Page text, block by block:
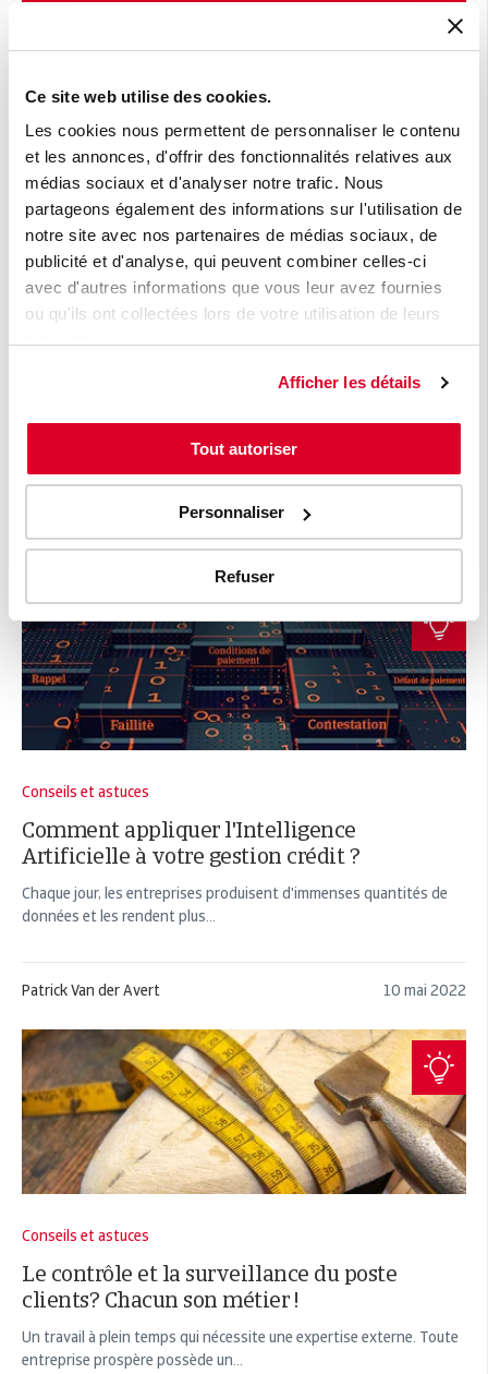
Ce site web utilise des cookies.
Les cookies nous permettent de personnaliser le contenu
et les annonces, d'offrir des fonctionnalités relatives aux
médias sociaux et d'analyser notre trafic. Nous
partageons également des informations sur l'utilisation de
notre site avec nos partenaires de médias sociaux, de
publicité et d'analyse, qui peuvent combiner celles-ci
avec d'autres informations que vous leur avez fournies
ou qu'ils ont collectées lors de votre utilisation de leurs
Afficher les détails
Tout autoriser
Personnaliser
Refuser
dans votre boîte mails
E-mail*
Oui, je souhaite recevoir les Flashs
Atradius.
sur 'Envoyer', vous autorisez Atradius à enregistrer et à
demandé. Vous pouvez vous désabonner de ces messages
ici.
Conseils et astuces
Comment appliquer l'Intelligence
Artificielle à votre gestion crédit ?
Chaque jour, les entreprises produisent d'immenses quantités de
données et les rendent plus...
Patrick Van der Avert 10 mai 2022
Conseils et astuces
Le contrôle et la surveillance du poste
clients? Chacun son métier !
Un travail à plein temps qui nécessite une expertise externe. Toute
entreprise prospère possède un...